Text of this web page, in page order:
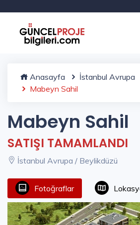
Anasayfa İstanbul Avrupa
Mabeyn Sahil
Mabeyn Sahil
SATIŞI TAMAMLANDI
İstanbul Avrupa / Beylikdüzü
Fotoğraflar